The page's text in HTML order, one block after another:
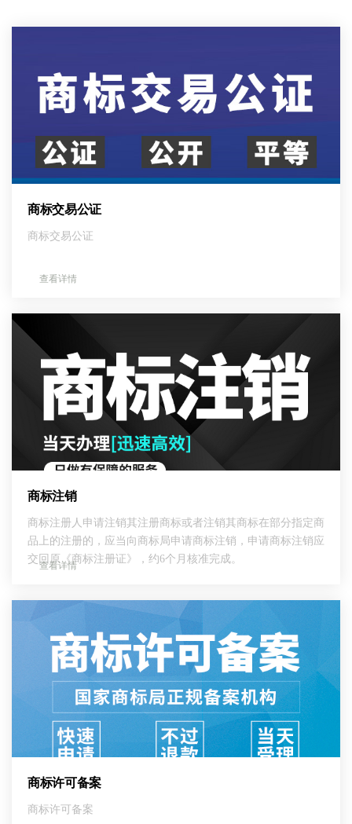
商标交易公证
商标交易公证
查看详情
商标注销
商标注册人申请注销其注册商标或者注销其商标在部分指定商
品上的注册的，应当向商标局申请商标注销，申请商标注销应
交回原《商标注册证》，约6个月核准完成。
查看详情
商标许可备案
商标许可备案